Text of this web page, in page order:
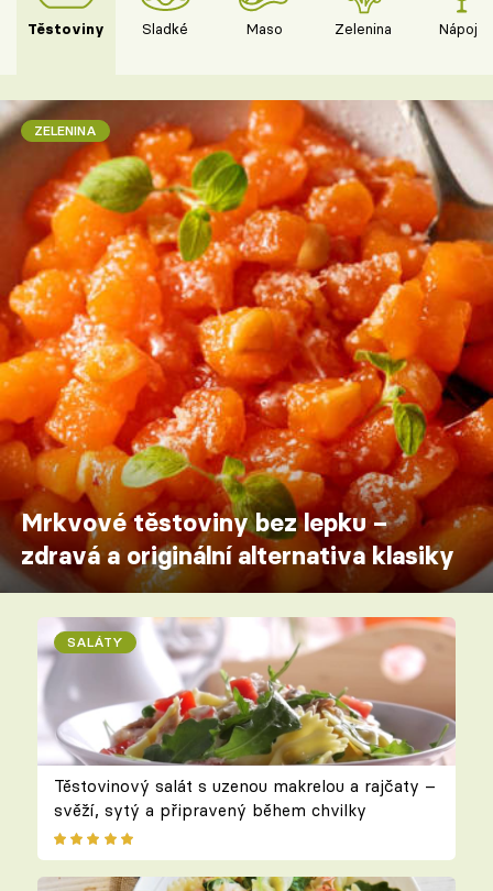
Těstoviny Sladké Maso Zelenina Nápoje
ZELENINA
Mrkvové těstoviny bez lepku –
zdravá a originální alternativa klasiky
SALÁTY
Těstovinový salát s uzenou makrelou a rajčaty –
svěží, sytý a připravený během chvilky